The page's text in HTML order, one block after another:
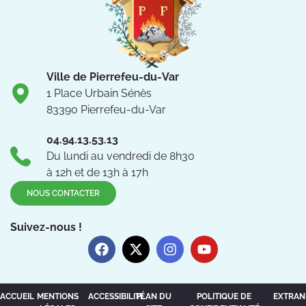
Ville de Pierrefeu-du-Var
1 Place Urbain Sénès
83390 Pierrefeu-du-Var
04.94.13.53.13
Du lundi au vendredi de 8h30
à 12h et de 13h à 17h
NOUS CONTACTER
Suivez-nous !
ACCUEIL MENTIONS
ACCESSIBILITÉPLAN DU
POLITIQUE DE